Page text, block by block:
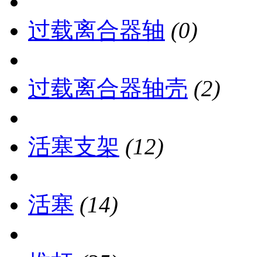
过载离合器轴 (0)
过载离合器轴壳 (2)
活塞支架 (12)
活塞 (14)